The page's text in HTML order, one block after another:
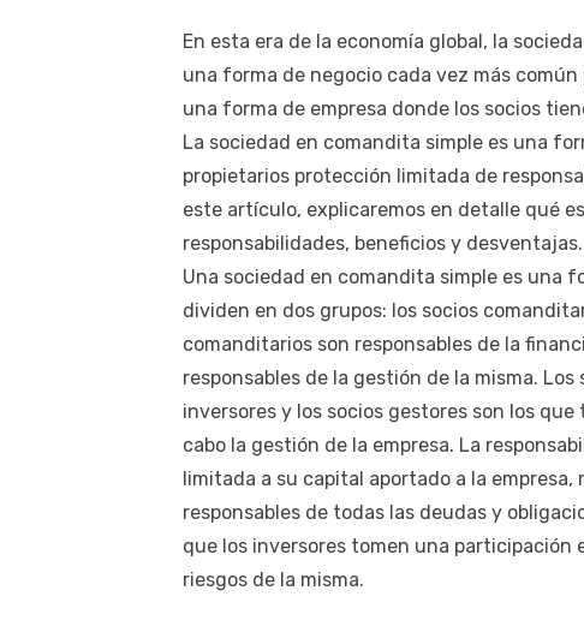
En esta era de la economía global, la
una forma de negocio cada vez más
una forma de empresa donde los socios
La sociedad en comandita simple es una
propietarios protección limitada de
este artículo, explicaremos en detalle qué
responsabilidades, beneficios y desventajas.
Una sociedad en comandita simple es una
dividen en dos grupos: los socios
comanditarios son responsables de la
responsables de la gestión de la misma.
inversores y los socios gestores son los
cabo la gestión de la empresa. La
limitada a su capital aportado a la
responsables de todas las deudas y
que los inversores tomen una participación
riesgos de la misma.